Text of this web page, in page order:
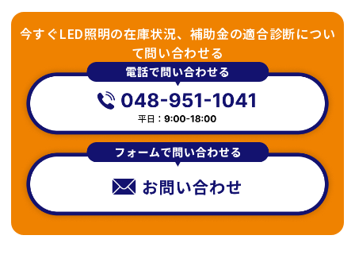
今すぐLED照明の在庫状況、補助金の適合診断につい
て問い合わせる